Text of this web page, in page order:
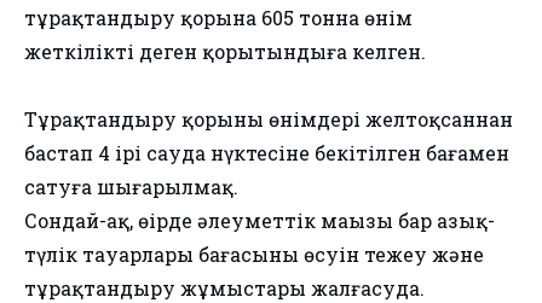
тұрақтандыру қорына 605 тонна өнім
жеткілікті деген қорытындыға келген.
Тұрақтандыру қорының өнімдері желтоқсаннан
бастап 4 ірі сауда нүктесіне бекітілген бағамен
сатуға шығарылмақ.
Сондай-ақ, өңірде әлеуметтік маңызы бар азық-
түлік тауарлары бағасының өсуін тежеу және
тұрақтандыру жұмыстары жалғасуда.